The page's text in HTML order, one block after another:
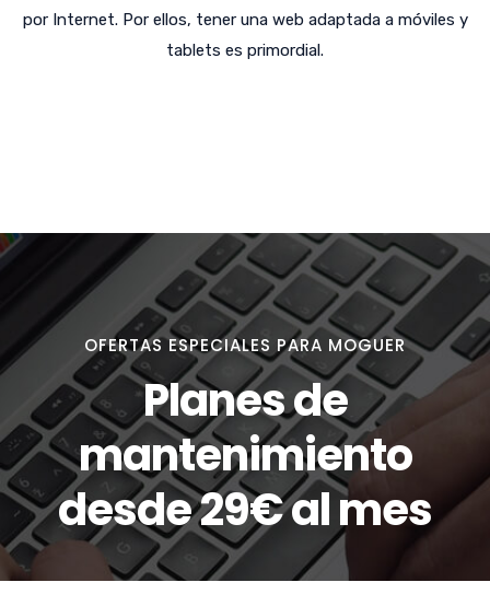
por Internet. Por ellos, tener una web adaptada a móviles y
tablets es primordial.
OFERTAS ESPECIALES PARA MOGUER
Planes de
mantenimiento
desde 29€ al mes